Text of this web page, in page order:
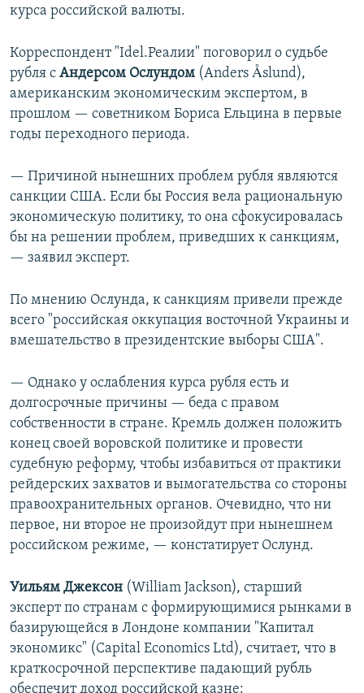
курса российской валюты.
Корреспондент "Idel.Реалии" поговорил о судьбе
рубля с Андерсом Ослундом (Anders Åslund),
американским экономическим экспертом, в
прошлом — советником Бориса Ельцина в первые
годы переходного периода.
— Причиной нынешних проблем рубля являются
санкции США. Если бы Россия вела рациональную
экономическую политику, то она сфокусировалась
бы на решении проблем, приведших к санкциям,
— заявил эксперт.
По мнению Ослунда, к санкциям привели прежде
всего "российская оккупация восточной Украины и
вмешательство в президентские выборы США".
— Однако у ослабления курса рубля есть и
долгосрочные причины — беда с правом
собственности в стране. Кремль должен положить
конец своей воровской политике и провести
судебную реформу, чтобы избавиться от практики
рейдерских захватов и вымогательства со стороны
правоохранительных органов. Очевидно, что ни
первое, ни второе не произойдут при нынешнем
российском режиме, — констатирует Ослунд.
Уильям Джексон (William Jackson), старший
эксперт по странам с формирующимися рынками в
базирующейся в Лондоне компании "Капитал
экономикс" (Capital Economics Ltd), считает, что в
краткосрочной перспективе падающий рубль
обеспечит доход российской казне: